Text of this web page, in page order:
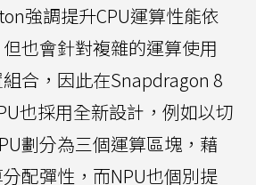
強調提升CPU運算性能依
也會針對複雜的運算使用
合，因此在Snapdragon 8
也採用全新設計，例如以切
劃分為三個運算區塊，藉
配彈性，而NPU也個別提